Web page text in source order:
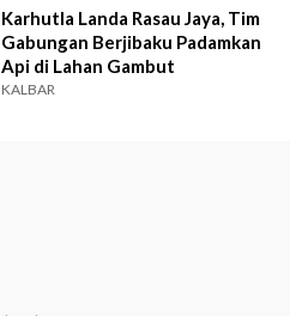
Karhutla Landa Rasau Jaya, Tim
Gabungan Berjibaku Padamkan
Api di Lahan Gambut
KALBAR